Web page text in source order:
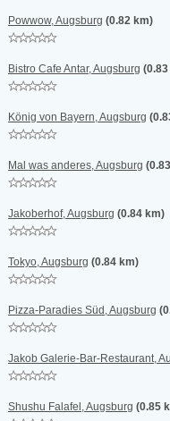
Powwow, Augsburg (0.82 km)
Bistro Cafe Antar, Augsburg
König von Bayern, Augsburg
Mal was anderes, Augsburg
Jakoberhof, Augsburg (0.84 km)
Tokyo, Augsburg (0.84 km)
Pizza-Paradies Süd, Augsburg
Jakob Galerie-Bar-Restaurant,
Shushu Falafel, Augsburg (0.85